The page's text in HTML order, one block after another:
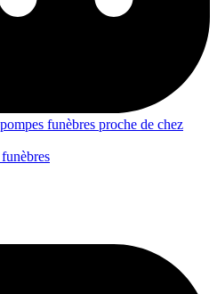
funèbres proche de chez